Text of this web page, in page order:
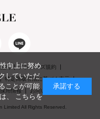
約
メンバーズ規約
特定商取引法に基づく表示
採用情報 お問い合わせ
All Rights Reserved.
向上に努め
していただ
ことが可能
、 こちらを
承諾する